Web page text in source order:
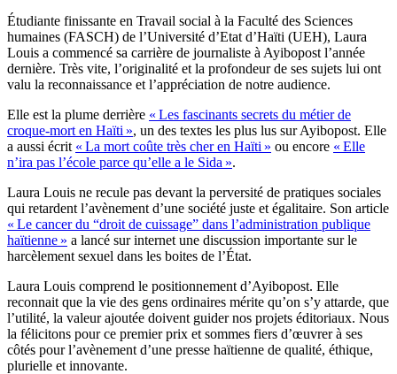
Étudiante finissante en Travail social à la Faculté des Sciences
humaines (FASCH) de l’Université d’Etat d’Haïti (UEH), Laura
Louis a commencé sa carrière de journaliste à Ayibopost l’année
dernière. Très vite, l’originalité et la profondeur de ses sujets lui ont
valu la reconnaissance et l’appréciation de notre audience.
Elle est la plume derrière « Les fascinants secrets du métier de
croque-mort en Haïti », un des textes les plus lus sur Ayibopost. Elle
a aussi écrit « La mort coûte très cher en Haïti » ou encore « Elle
n’ira pas l’école parce qu’elle a le Sida ».
Laura Louis ne recule pas devant la perversité de pratiques sociales
qui retardent l’avènement d’une société juste et égalitaire. Son article
« Le cancer du “droit de cuissage” dans l’administration publique
haïtienne » a lancé sur internet une discussion importante sur le
harcèlement sexuel dans les boites de l’État.
Laura Louis comprend le positionnement d’Ayibopost. Elle
reconnait que la vie des gens ordinaires mérite qu’on s’y attarde, que
l’utilité, la valeur ajoutée doivent guider nos projets éditoriaux. Nous
la félicitons pour ce premier prix et sommes fiers d’œuvrer à ses
côtés pour l’avènement d’une presse haïtienne de qualité, éthique,
plurielle et innovante.